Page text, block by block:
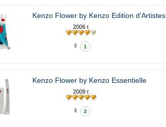
Kenzo Flower by Kenzo Edition d'Artistes
2006 г.
♀ 1
Kenzo Flower by Kenzo Essentielle
2009 г.
♀ 2